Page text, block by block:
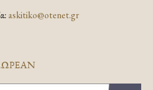
askitiko@otenet.gr